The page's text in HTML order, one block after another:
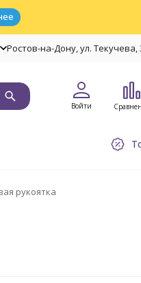
Ростов-на-Дону, ул. Текучева,
Войти
рукоятка